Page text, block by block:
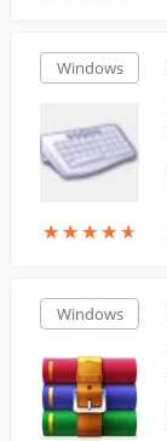
Windows
★★★★★
★★★★★
Windows